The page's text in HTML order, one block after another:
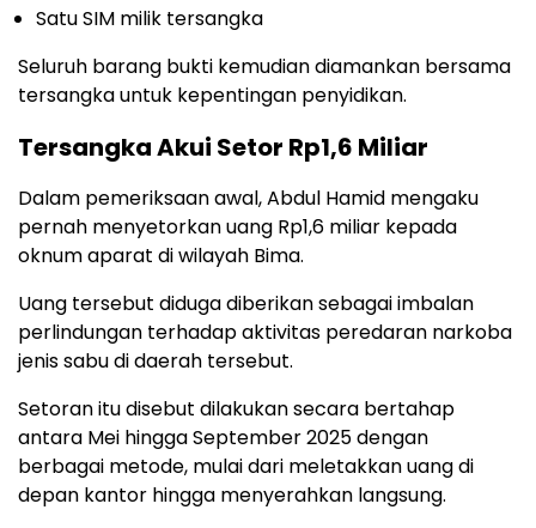
Satu SIM milik tersangka
Seluruh barang bukti kemudian diamankan bersama
tersangka untuk kepentingan penyidikan.
Tersangka Akui Setor Rp1,6 Miliar
Dalam pemeriksaan awal, Abdul Hamid mengaku
pernah menyetorkan uang Rp1,6 miliar kepada
oknum aparat di wilayah Bima.
Uang tersebut diduga diberikan sebagai imbalan
perlindungan terhadap aktivitas peredaran narkoba
jenis sabu di daerah tersebut.
Setoran itu disebut dilakukan secara bertahap
antara Mei hingga September 2025 dengan
berbagai metode, mulai dari meletakkan uang di
depan kantor hingga menyerahkan langsung.